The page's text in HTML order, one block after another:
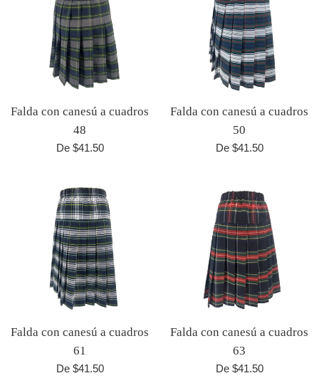
Falda con canesú a cuadros
48
De $41.50
Falda con canesú a cuadros
50
De $41.50
Falda con canesú a cuadros
61
De $41.50
Falda con canesú a cuadros
63
De $41.50